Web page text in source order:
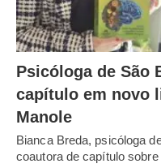
Psicóloga de São
capítulo em novo
Manole
Bianca Breda, psicóloga
coautora de capítulo